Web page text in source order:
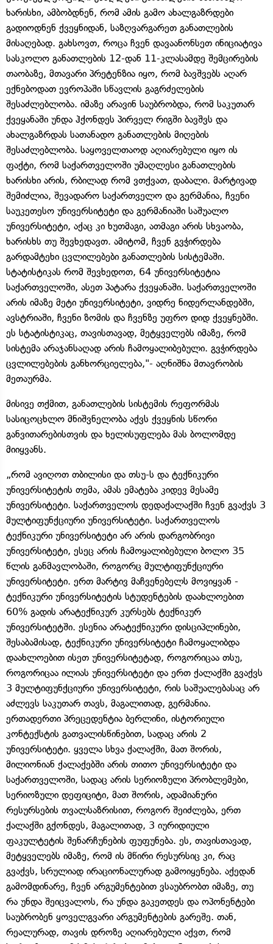
ხარისხი, ამბობდნენ, რომ ამის გამო ახალგაზრდები
გადიოდნენ ქვეყნიდან, საზღვარგარეთ განათლების
მისაღებად. გახსოვთ, როცა ჩვენ დავაანონსეთ ინიციატივა
სასკოლო განათლების 12-დან 11-კლასამდე შემცირების
თაობაზე, მთავარი პრეტენზია იყო, რომ ბავშვებს აღარ
ექნებოდათ ევროპაში სწავლის გაგრძელების
შესაძლებლობა. იმაზე არავინ საუბრობდა, რომ საკუთარ
ქვეყანაში უნდა ჰქონდეს პირველ რიგში ბავშვს და
ახალგაზრდას სათანადო განათლების მიღების
შესაძლებლობა. საყოველთაოდ აღიარებული იყო ის
ფაქტი, რომ საქართველოში უმაღლესი განათლების
ხარისხი არის, რბილად რომ ვთქვათ, დაბალი. მარტივად
შემიძლია, შევადარო საქართველო და გერმანია, ჩვენი
საუკეთესო უნივერსიტეტი და გერმანიაში საშუალო
უნივერსიტეტი, აქაც კი ხუთმაგი, ათმაგი არის სხვაობა,
ხარისხს თუ შევხედავთ. ამიტომ, ჩვენ გვჭირდება
გარდამტეხი ცვლილებები განათლების სისტემაში.
სტატისტიკას რომ შევხედოთ, 64 უნივერსიტეტია
საქართველოში, ასეთ პატარა ქვეყანაში. საქართველოში
არის იმაზე მეტი უნივერსიტეტი, ვიდრე ნიდერლანდებში,
ავსტრიაში, ჩვენი ზომის და ჩვენზე უფრო დიდ ქვეყნებში.
ეს სტატისტიკაც, თავისთავად, მეტყველებს იმაზე, რომ
სისტემა არაჯანსაღად არის ჩამოყალიბებული. გვჭირდება
ცვლილებების განხორციელება,"- აღნიშნა მთავრობის
მეთაურმა.
მისივე თქმით, განათლების სისტემის რეფორმას
სასიცოცხლო მნიშვნელობა აქვს ქვეყნის სწორი
განვითარებისთვის და ხელისუფლება მას ბოლომდე
მიიყვანს.
„რომ ავიღოთ თბილისი და თსუ-ს და ტექნიკური
უნივერსიტეტის თემა, ამას ემატება კიდევ მესამე
უნივერსიტეტი. საქართველოს დედაქალაქში ჩვენ გვაქვს 3
მულტიფუნქციური უნივერსიტეტი. საქართველოს
ტექნიკური უნივერსიტეტი არ არის დარგობრივი
უნივერსიტეტი, ესეც არის ჩამოყალიბებული ბოლო 35
წლის განმავლობაში, როგორც მულტიფუნქციური
უნივერსიტეტი. ერთ მარტივ მაჩვენებელს მოვიყვან -
ტექნიკური უნივერსიტეტის სტუდენტების დაახლოებით
60% გადის არატექნიკურ კურსებს ტექნიკურ
უნივერსიტეტში. ესენია არატექნიკური დისციპლინები,
შესაბამისად, ტექნიკური უნივერსიტეტი ჩამოყალიბდა
დაახლოებით ისეთ უნივერსიტეტად, როგორიცაა თსუ,
როგორიცაა ილიას უნივერსიტეტი და ერთ ქალაქში გვაქვს
3 მულტიფუნქციური უნივერსიტეტი, რის საშუალებასაც არ
აძლევს საკუთარ თავს, მაგალითად, გერმანია.
ერთადერთი პრეცედენტია ბერლინი, ისტორიული
კონტექსტის გათვალისწინებით, სადაც არის 2
უნივერსიტეტი. ყველა სხვა ქალაქში, მათ შორის,
მილიონიან ქალაქებში არის თითო უნივერსიტეტი და
საქართველოში, სადაც არის სერიოზული პრობლემები,
სერიოზული დეფიციტი, მათ შორის, ადამიანური
რესურსების თვალსაზრისით, როგორ შეიძლება, ერთ
ქალაქში გქონდეს, მაგალითად, 3 იურიდიული
ფაკულტეტის შენარჩუნების ფუფუნება. ეს, თავისთავად,
მეტყველებს იმაზე, რომ ის მწირი რესურსიც კი, რაც
გვაქვს, სრულიად ირაციონალურად გამოიყენება. აქედან
გამომდინარე, ჩვენ არგუმენტებით ვსაუბრობთ იმაზე, თუ
რა უნდა შეიცვალოს, რა უნდა გაკეთდეს და ოპონენტები
საუბრობენ ყოველგვარი არგუმენტების გარეშე. თან,
რეალურად, თავის დროზე აღიარებული აქვთ, რომ